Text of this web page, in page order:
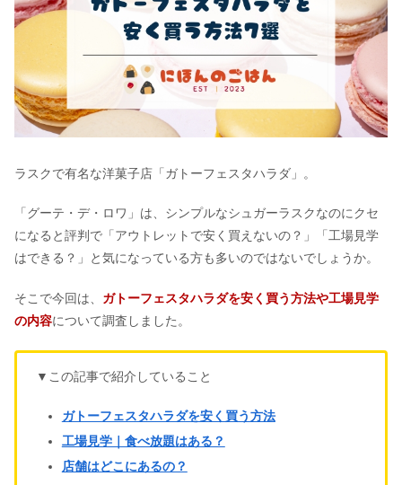
ラスクで有名な洋菓子店「ガトーフェスタハラダ」。
「グーテ・デ・ロワ」は、シンプルなシュガーラスクなのにクセ
になると評判で「アウトレットで安く買えないの？」「工場見学
はできる？」と気になっている方も多いのではないでしょうか。
そこで今回は、 ガトーフェスタハラダを安く買う方法や工場見学
の内容について調査しました。
▼この記事で紹介していること
ガトーフェスタハラダを安く買う方法
工場見学｜食べ放題はある？
店舗はどこにあるの？